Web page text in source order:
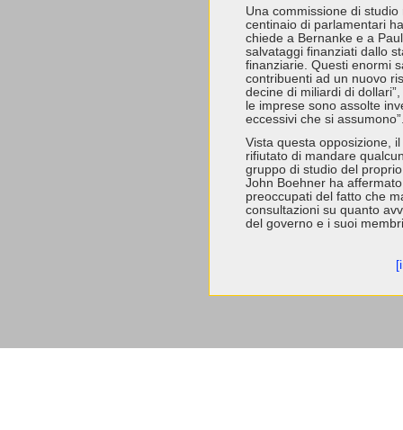
Una commissione di
centinaio di parlamentari
chiede a Bernanke e a
salvataggi finanziati dallo
finanziarie. Questi enormi
contribuenti ad un nuovo
decine di miliardi di
le imprese sono assolte
eccessivi che si
Vista questa opposizione,
rifiutato di mandare
gruppo di studio del
John Boehner ha
preoccupati del fatto che
consultazioni su quanto
del governo e i suoi